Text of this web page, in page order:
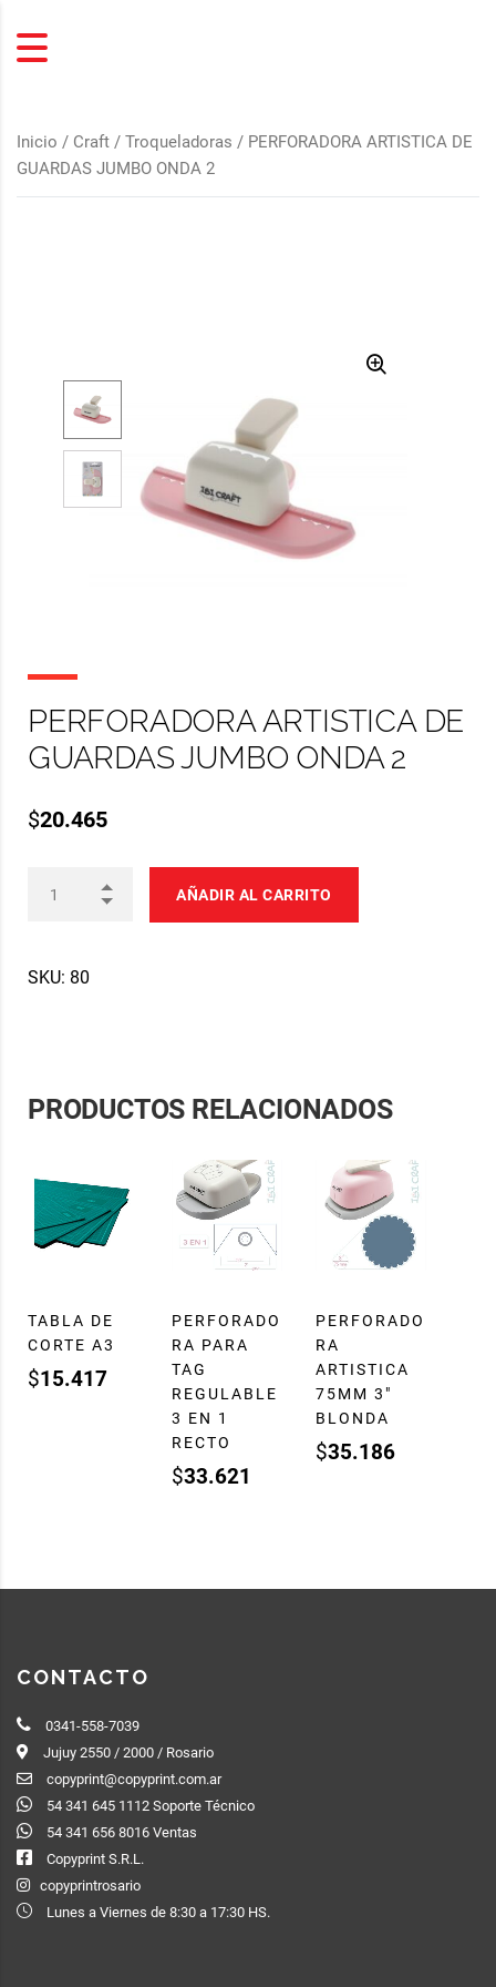
Inicio / Craft / Troqueladoras / PERFORADORA ARTISTICA DE
GUARDAS JUMBO ONDA 2
PERFORADORA ARTISTICA DE
GUARDAS JUMBO ONDA 2
$20.465
AÑADIR AL CARRITO
SKU: 80
PRODUCTOS RELACIONADOS
TABLA DE
CORTE A3
$15.417
PERFORADO
RA PARA
TAG
REGULABLE
3 EN 1
RECTO
$33.621
PERFORADO
RA
ARTISTICA
75MM 3″
BLONDA
$35.186
CONTACTO
0341-558-7039
Jujuy 2550 / 2000 / Rosario
copyprint@copyprint.com.ar
54 341 645 1112 Soporte Técnico
54 341 656 8016 Ventas
Copyprint S.R.L.
copyprintrosario
Lunes a Viernes de 8:30 a 17:30 HS.